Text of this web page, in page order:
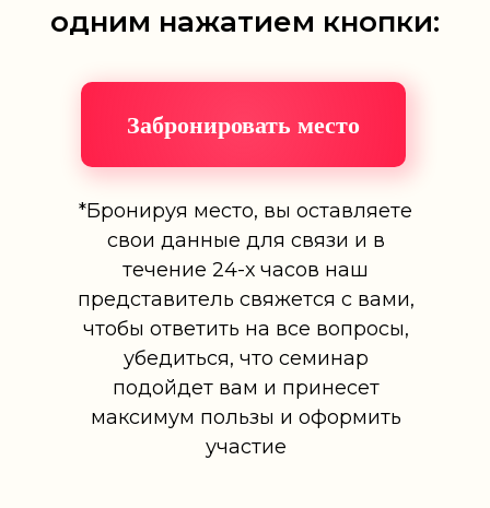
одним нажатием кнопки:
Забронировать место
*Бронируя место, вы оставляете
свои данные для связи и в
течение 24-х часов наш
представитель свяжется с вами,
чтобы ответить на все вопросы,
убедиться, что семинар
подойдет вам и принесет
максимум пользы и оформить
участие